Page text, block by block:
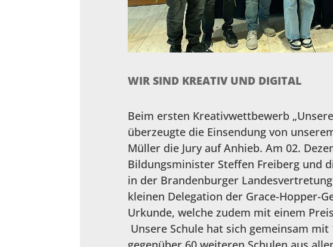
WIR SIND KREATIV UND DIGITAL
Beim ersten Kreativwettbewerb „Unsere
überzeugte die Einsendung von
Müller die Jury auf Anhieb. Am 02.
Bildungsminister Steffen Freiberg und
in der Brandenburger
kleinen Delegation der Grace-Hopper-
Urkunde, welche zudem mit einem
Unsere Schule hat sich gemeinsam mit